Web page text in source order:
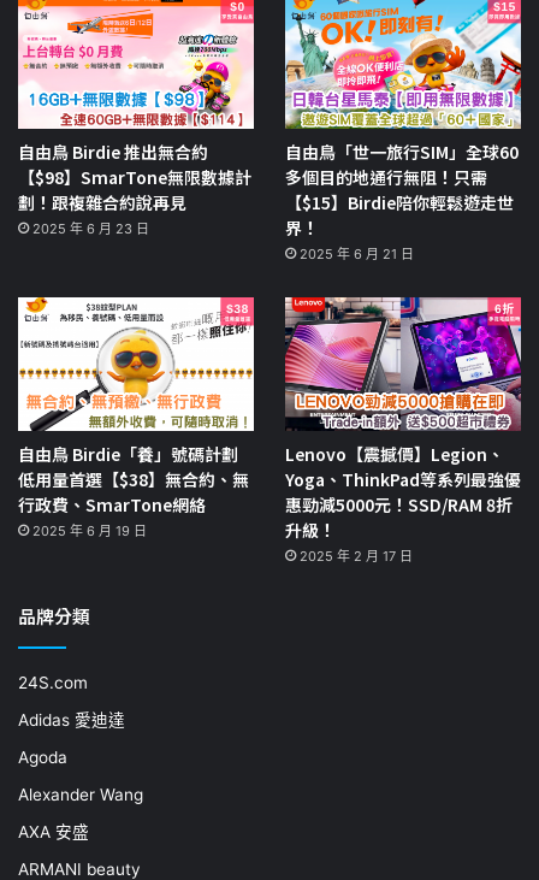
自由鳥 Birdie 推出無合約
【$98】SmarTone無限數據計
劃！跟複雜合約說再見
2025 年 6 月 23 日
自由鳥「世一旅行SIM」全球60
多個目的地通行無阻！只需
【$15】Birdie陪你輕鬆遊走世
界！
2025 年 6 月 21 日
自由鳥 Birdie「養」號碼計劃
低用量首選【$38】無合約、無
行政費、SmarTone網絡
2025 年 6 月 19 日
Lenovo【震撼價】Legion、
Yoga、ThinkPad等系列最強優
惠勁減5000元！SSD/RAM 8折
升級！
2025 年 2 月 17 日
品牌分類
24S.com
Adidas 愛迪達
Agoda
Alexander Wang
AXA 安盛
ARMANI beauty